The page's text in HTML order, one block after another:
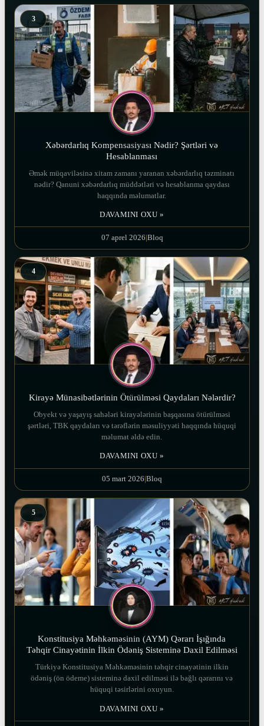
3
Xəbərdarlıq Kompensasiyası Nədir? Şərtləri və
Hesablanması
Əmək müqaviləsinə xitam zamanı yaranan xəbərdarlıq təzminatı
nədir? Qanuni xəbərdarlıq müddətləri və hesablanma qaydası
haqqında məlumatlar.
DAVAMINI OXU »
07 aprel 2026|Bloq
4
Kirayə Münasibətlərinin Ötürülməsi Qaydaları Nələrdir?
Obyekt və yaşayış sahələri kirayələrinin başqasına ötürülməsi
şərtləri, TBK qaydaları və tərəflərin məsuliyyəti haqqında hüquqi
məlumat əldə edin.
DAVAMINI OXU »
05 mart 2026|Bloq
5
Konstitusiya Məhkəməsinin (AYM) Qərarı İşığında
Təhqir Cinayətinin İlkin Ödəniş Sisteminə Daxil Edilməsi
Türkiyə Konstitusiya Məhkəməsinin təhqir cinayətinin ilkin
ödəniş (ön ödeme) sisteminə daxil edilməsi ilə bağlı qərarını və
hüquqi təsirlərini oxuyun.
DAVAMINI OXU »